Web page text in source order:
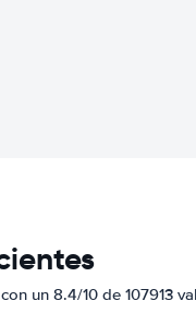
un 8.4/10 de 107913